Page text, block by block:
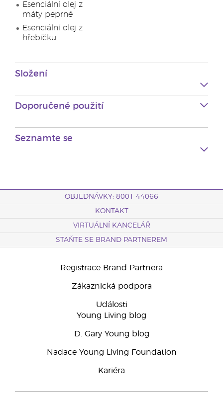
Esenciální olej z
máty peprné
Esenciální olej z
hřebíčku
Složení
Doporučené použití
Seznamte se
OBJEDNÁVKY: 8001 44066
KONTAKT
VIRTUÁLNÍ KANCELÁŘ
STAŇTE SE BRAND PARTNEREM
Registrace Brand Partnera
Zákaznická podpora
Události
Young Living blog
D. Gary Young blog
Nadace Young Living Foundation
Kariéra